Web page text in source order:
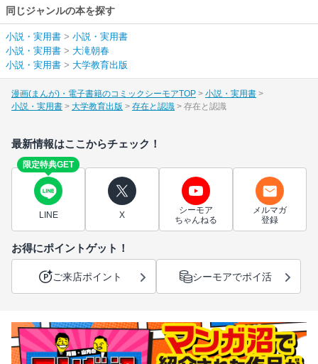
同じジャンルの本を探す
小説・実用書 > 小説・実用書
小説・実用書 > 大滝朝春
小説・実用書 > 大学教育出版
漫画(まんが)・電子書籍のコミックシーモアTOP
小説・実用書
小説・実用書
大学教育出版 存在と認識 存在と認識
最新情報はここからチェック！
限定特典GET
LINE X
シーモア
ちゃんねる
メルマガ
登録
お得にポイントゲット！
ご来店ポイント シーモアでポイ活